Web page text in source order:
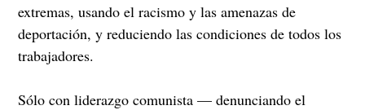
extremas, usando el racismo y las amenazas de
deportación, y reduciendo las condiciones de todos los
trabajadores.
Sólo con liderazgo comunista — denunciando el